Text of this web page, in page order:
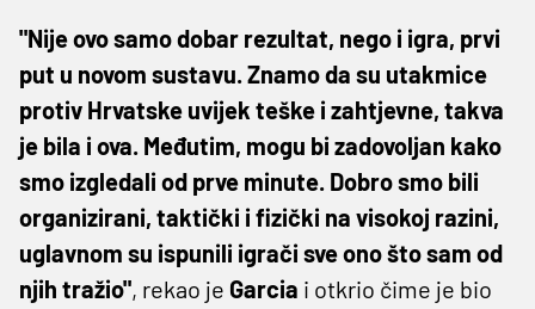
"Nije ovo samo dobar rezultat, nego i igra, prvi
put u novom sustavu. Znamo da su utakmice
protiv Hrvatske uvijek teške i zahtjevne, takva
je bila i ova. Međutim, mogu bi zadovoljan kako
smo izgledali od prve minute. Dobro smo bili
organizirani, taktički i fizički na visokoj razini,
uglavnom su ispunili igrači sve ono što sam od
njih tražio", rekao je Garcia i otkrio čime je bio